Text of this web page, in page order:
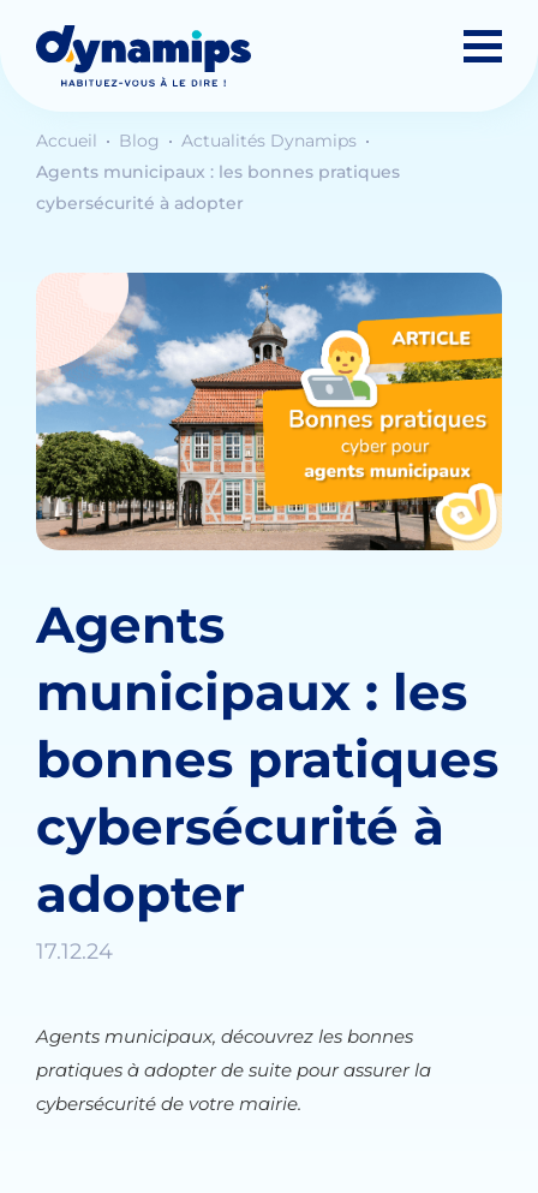
Accueil Blog
Actualités Dynamips
Agents municipaux : les bonnes pratiques
cybersécurité à adopter
Agents
municipaux : les
bonnes pratiques
cybersécurité à
adopter
17.12.24
Agents municipaux, découvrez les bonnes
pratiques à adopter de suite pour assurer la
cybersécurité de votre mairie.